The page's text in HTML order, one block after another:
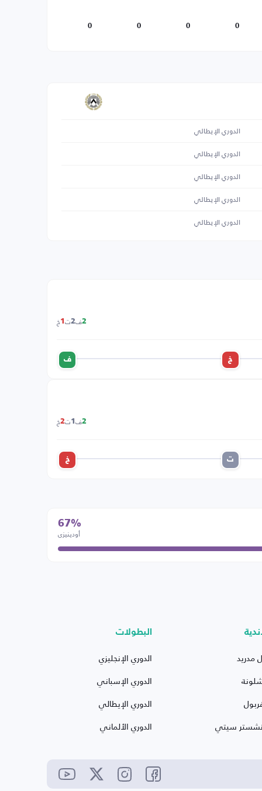
0
0
0
0
الدوري الإيطالي
الدوري الإيطالي
الدوري الإيطالي
الدوري الإيطالي
الدوري الإيطالي
2ف2ت 1خ
خ ف
2ف 1ت2خ
ت خ
67%
أودينيزي
مدريد
سيتي
البطولات
الدوري الإنجليزي
الدوري الإسباني
الدوري الإيطالي
الدوري الألماني